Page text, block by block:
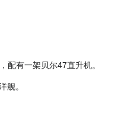
配有一架贝尔47直升机。
舰。